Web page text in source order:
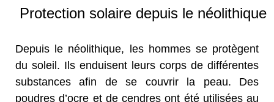
Protection solaire depuis le néolithique
Depuis le néolithique, les hommes se protègent
du soleil. Ils enduisent leurs corps de différentes
substances afin de se couvrir la peau. Des
poudres d’ocre et de cendres ont été utilisées au